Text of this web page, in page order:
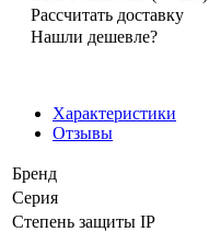
Рассчитать доставку
Нашли дешевле?
Характеристики
Отзывы
Бренд
Серия
Степень защиты IP